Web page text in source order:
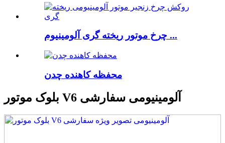
چرخ موتور ریخته گری آلومینیوم ...
محفظه کاهنده چدن
بلوک موتور V6 آلومینیومی سفارشی